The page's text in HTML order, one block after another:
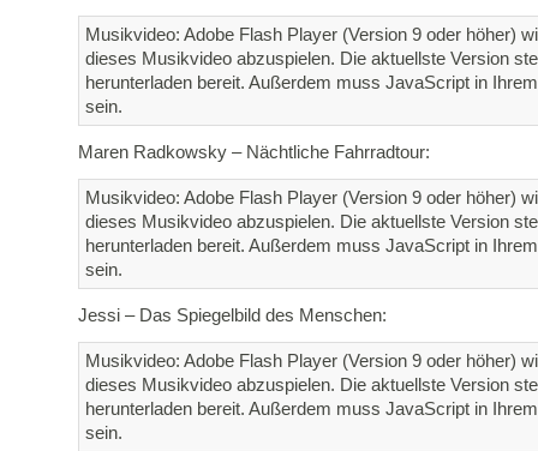
Musikvideo: Adobe Flash Player (Version 9 oder höher)
dieses Musikvideo abzuspielen. Die aktuellste Version
herunterladen bereit. Außerdem muss JavaScript in
sein.
Maren Radkowsky – Nächtliche Fahrradtour:
Musikvideo: Adobe Flash Player (Version 9 oder höher)
dieses Musikvideo abzuspielen. Die aktuellste Version
herunterladen bereit. Außerdem muss JavaScript in
sein.
Jessi – Das Spiegelbild des Menschen:
Musikvideo: Adobe Flash Player (Version 9 oder höher)
dieses Musikvideo abzuspielen. Die aktuellste Version
herunterladen bereit. Außerdem muss JavaScript in
sein.